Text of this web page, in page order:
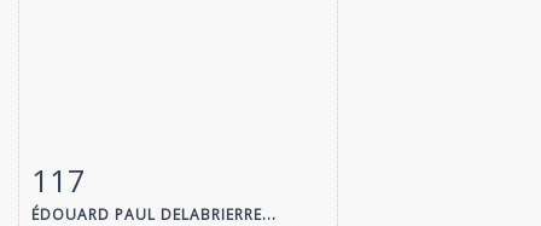
Fiche détaillée
117
ÉDOUARD PAUL DELABRIERRE...